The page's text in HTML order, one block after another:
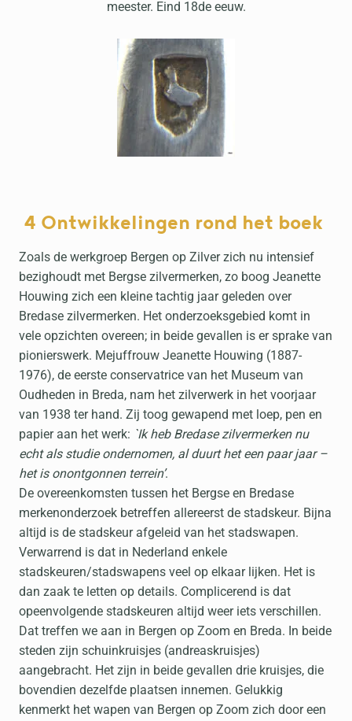
meester. Eind 18de eeuw.
4 Ontwikkelingen rond het boek
Zoals de werkgroep Bergen op Zilver zich nu intensief
bezighoudt met Bergse zilvermerken, zo boog Jeanette
Houwing zich een kleine tachtig jaar geleden over
Bredase zilvermerken. Het onderzoeksgebied komt in
vele opzichten overeen; in beide gevallen is er sprake van
pionierswerk. Mejuffrouw Jeanette Houwing (1887-
1976), de eerste conservatrice van het Museum van
Oudheden in Breda, nam het zilverwerk in het voorjaar
van 1938 ter hand. Zij toog gewapend met loep, pen en
papier aan het werk: `Ik heb Bredase zilvermerken nu
echt als studie ondernomen, al duurt het een paar jaar –
het is onontgonnen terrein’.
De overeenkomsten tussen het Bergse en Bredase
merkenonderzoek betreffen allereerst de stadskeur. Bijna
altijd is de stadskeur afgeleid van het stadswapen.
Verwarrend is dat in Nederland enkele
stadskeuren/stadswapens veel op elkaar lijken. Het is
dan zaak te letten op details. Complicerend is dat
opeenvolgende stadskeuren altijd weer iets verschillen.
Dat treffen we aan in Bergen op Zoom en Breda. In beide
steden zijn schuinkruisjes (andreaskruisjes)
aangebracht. Het zijn in beide gevallen drie kruisjes, die
bovendien dezelfde plaatsen innemen. Gelukkig
kenmerkt het wapen van Bergen op Zoom zich door een